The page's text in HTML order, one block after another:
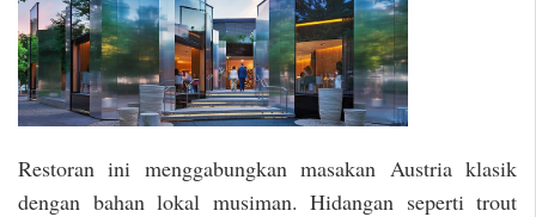
Restoran ini menggabungkan masakan Austria klasik
dengan bahan lokal musiman. Hidangan seperti trout